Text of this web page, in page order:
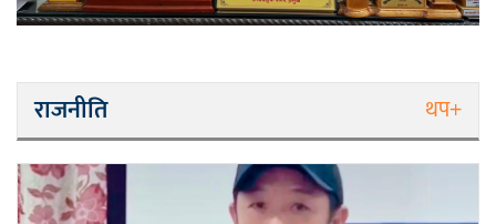
राजनीति थप+